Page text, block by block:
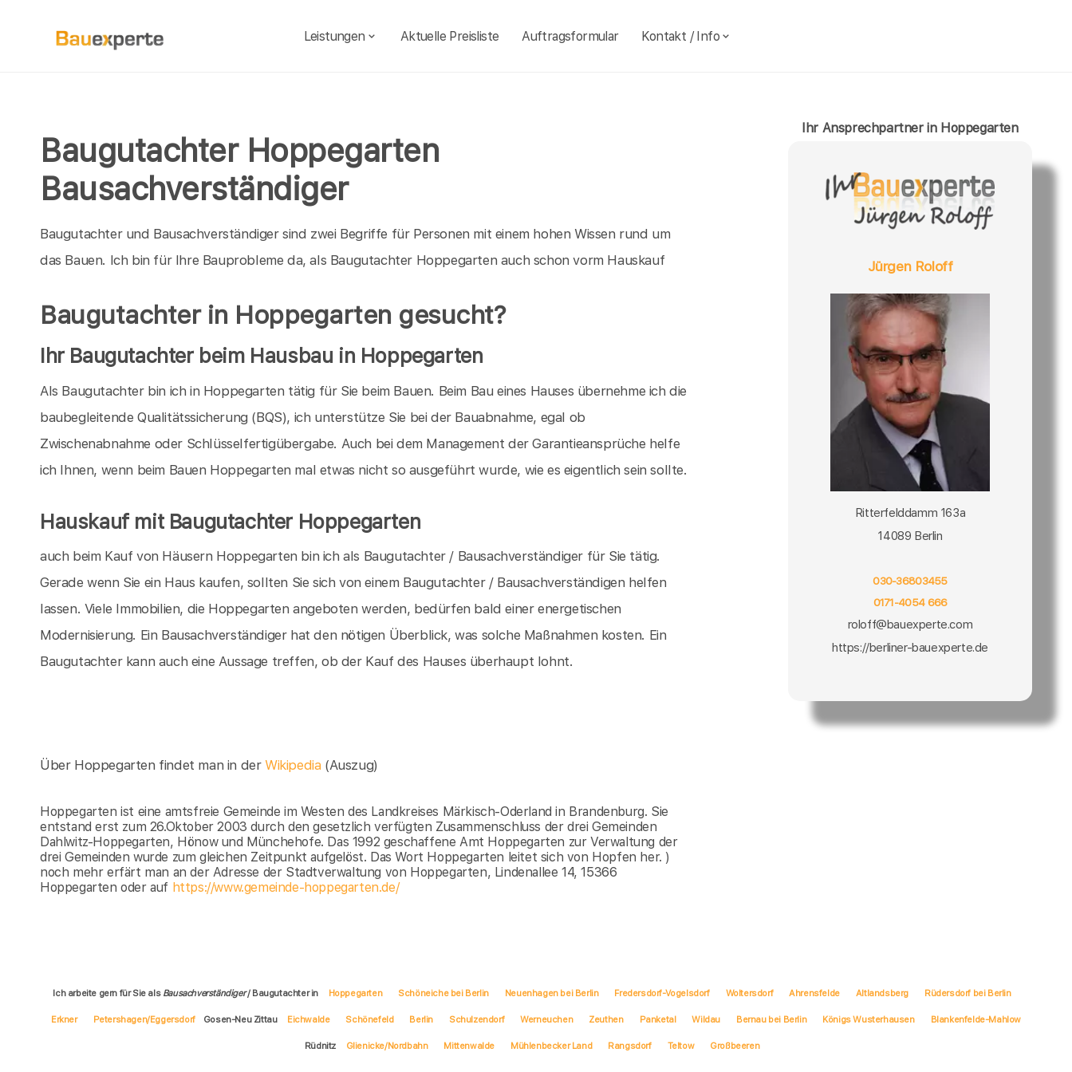
Leistungen Aktuelle Preisliste Auftragsformular Kontakt / Info
Baugutachter Hoppegarten
Bausachverständiger
Baugutachter und Bausachverständiger sind zwei Begriffe für Personen mit einem hohen Wissen rund um
das Bauen. Ich bin für Ihre Bauprobleme da, als Baugutachter Hoppegarten auch schon vorm Hauskauf
Baugutachter in Hoppegarten gesucht?
Ihr Baugutachter beim Hausbau in Hoppegarten
Als Baugutachter bin ich in Hoppegarten tätig für Sie beim Bauen. Beim Bau eines Hauses übernehme ich die
baubegleitende Qualitätssicherung (BQS), ich unterstütze Sie bei der Bauabnahme, egal ob
Zwischenabnahme oder Schlüsselfertigübergabe. Auch bei dem Management der Garantieansprüche helfe
ich Ihnen, wenn beim Bauen Hoppegarten mal etwas nicht so ausgeführt wurde, wie es eigentlich sein sollte.
Hauskauf mit Baugutachter Hoppegarten
auch beim Kauf von Häusern Hoppegarten bin ich als Baugutachter / Bausachverständiger für Sie tätig.
Gerade wenn Sie ein Haus kaufen, sollten Sie sich von einem Baugutachter / Bausachverständigen helfen
lassen. Viele Immobilien, die Hoppegarten angeboten werden, bedürfen bald einer energetischen
Modernisierung. Ein Bausachverständiger hat den nötigen Überblick, was solche Maßnahmen kosten. Ein
Baugutachter kann auch eine Aussage treffen, ob der Kauf des Hauses überhaupt lohnt.
Über Hoppegarten findet man in derWikipedia (Auszug)
Hoppegarten ist eine amtsfreie Gemeinde im Westen des Landkreises Märkisch-Oderland in Brandenburg. Sie
entstand erst zum 26.Oktober 2003 durch den gesetzlich verfügten Zusammenschluss der drei Gemeinden
Dahlwitz-Hoppegarten, Hönow und Münchehofe. Das 1992 geschaffene Amt Hoppegarten zur Verwaltung der
drei Gemeinden wurde zum gleichen Zeitpunkt aufgelöst. Das Wort Hoppegarten leitet sich von Hopfen her. )
noch mehr erfärt man an der Adresse der Stadtverwaltung von Hoppegarten, Lindenallee 14, 15366
Hoppegarten oder auf https://www.gemeinde-hoppegarten.de/
Ihr Ansprechpartner in Hoppegarten
Jürgen Roloff
Ritterfelddamm 163a
14089 Berlin
030-36803455
0171-4054 666
roloff@bauexperte.com
https://berliner-bauexperte.de
Ich arbeite gern für Sie als Bausachverständiger/ Baugutachter in Hoppegarten Schöneiche bei Berlin Neuenhagen bei Berlin Fredersdorf-Vogelsdorf Woltersdorf Ahrensfelde Altlandsberg Rüdersdorf bei Berlin
Erkner Petershagen/Eggersdorf Gosen-Neu Zittau Eichwalde Schönefeld Berlin Schulzendorf Werneuchen Zeuthen Panketal Wildau Bernau bei Berlin Königs Wusterhausen Blankenfelde-Mahlow
Rüdnitz Glienicke/Nordbahn Mittenwalde Mühlenbecker Land Rangsdorf Teltow Großbeeren